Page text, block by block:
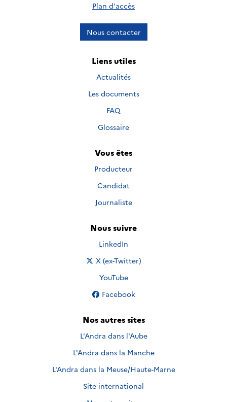
Plan d'accès
Nous contacter
Liens utiles
Actualités
Les documents
FAQ
Glossaire
Vous êtes
Producteur
Candidat
Journaliste
Nous suivre
Nous suivre sur
LinkedIn
Nous suivre sur
X (ex-Twitter)
Nous suivre sur
YouTube
Nous suivre sur
Facebook
Nos autres sites
L'Andra dans l'Aube
L'Andra dans la Manche
L'Andra dans la Meuse/Haute-Marne
Site international